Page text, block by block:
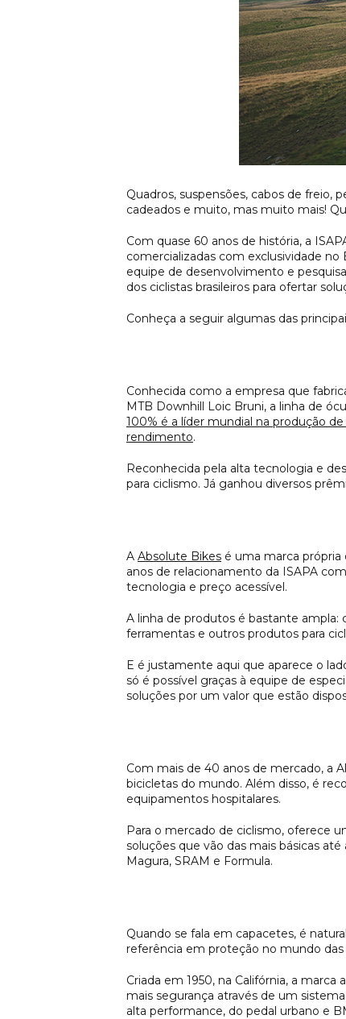
Quadros, suspensões, cabos de freio,
cadeados e muito, mas muito mais!
Com quase 60 anos de história, a
comercializadas com exclusividade no
equipe de desenvolvimento e
dos ciclistas brasileiros para ofertar
Conheça a seguir algumas das
Conhecida como a empresa que
MTB Downhill Loic Bruni, a linha de
100% é a líder mundial na produção
rendimento.
Reconhecida pela alta tecnologia e
para ciclismo. Já ganhou diversos
A Absolute Bikes é uma marca própria
anos de relacionamento da ISAPA
tecnologia e preço acessível.
A linha de produtos é bastante ampla:
ferramentas e outros produtos para
E é justamente aqui que aparece o
só é possível graças à equipe de
soluções por um valor que estão
Com mais de 40 anos de mercado, a
bicicletas do mundo. Além disso, é
equipamentos hospitalares.
Para o mercado de ciclismo, oferece
soluções que vão das mais básicas
Magura, SRAM e Formula.
Quando se fala em capacetes, é
referência em proteção no mundo
Criada em 1950, na Califórnia, a
mais segurança através de um
alta performance, do pedal urbano e